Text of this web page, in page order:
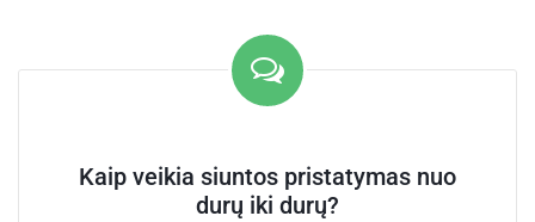
Kaip veikia siuntos pristatymas nuo
durų iki durų?